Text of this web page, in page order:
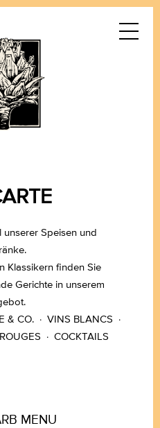
unserer Speisen und
Klassikern finden Sie
Gerichte in unserem
& CO.· VINS BLANCS ·
· COCKTAILS
MENU